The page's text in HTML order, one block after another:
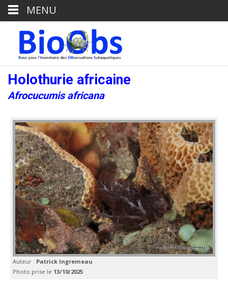
Holothurie africaine
Afrocucumis africana
Auteur : Patrick Ingremeau
Photo prise le 13/10/2025
MENU